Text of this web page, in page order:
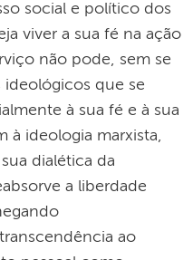
social e político dos
viver a sua fé na ação
não pode, sem se
ideológicos que se
à sua fé e à sua
à ideologia marxista,
dialética da
a liberdade
ao